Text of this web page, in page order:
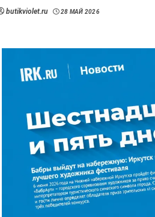
butikviolet.ru 28 МАЙ 2026